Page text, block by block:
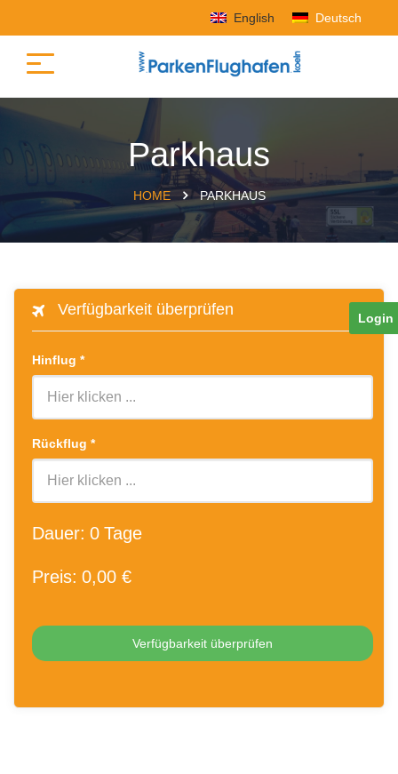
English Deutsch
Parkhaus
HOME PARKHAUS
Verfügbarkeit überprüfen
Hinflug *
Rückflug *
Dauer: 0 Tage
Preis: 0,00 €
Login